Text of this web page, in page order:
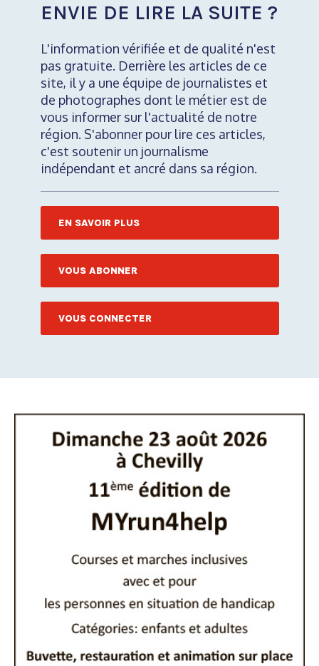
ENVIE DE LIRE LA SUITE ?
L'information vérifiée et de qualité n'est
pas gratuite. Derrière les articles de ce
site, il y a une équipe de journalistes et
de photographes dont le métier est de
vous informer sur l'actualité de notre
région. S'abonner pour lire ces articles,
c'est soutenir un journalisme
indépendant et ancré dans sa région.
EN SAVOIR PLUS
VOUS ABONNER
VOUS CONNECTER